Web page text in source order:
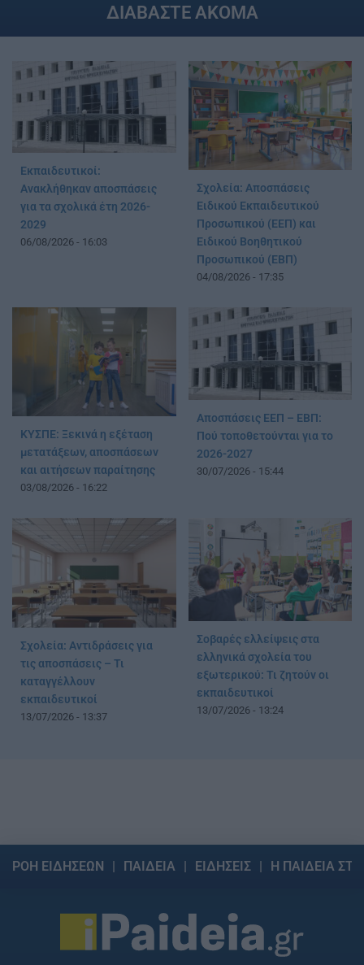
ΔΙΑΒΑΣΤΕ ΑΚΟΜΑ
Εκπαιδευτικοί:
Ανακλήθηκαν αποσπάσεις
για τα σχολικά έτη 2026-
2029
06/08/2026 - 16:03
Σχολεία: Αποσπάσεις
Ειδικού Εκπαιδευτικού
Προσωπικού (ΕΕΠ) και
Ειδικού Βοηθητικού
Προσωπικού (ΕΒΠ)
04/08/2026 - 17:35
ΚΥΣΠΕ: Ξεκινά η εξέταση
μετατάξεων, αποσπάσεων
και αιτήσεων παραίτησης
03/08/2026 - 16:22
Αποσπάσεις ΕΕΠ – ΕΒΠ:
Πού τοποθετούνται για το
2026-2027
30/07/2026 - 15:44
Σχολεία: Αντιδράσεις για
τις αποσπάσεις – Τι
καταγγέλλουν
εκπαιδευτικοί
13/07/2026 - 13:37
Σοβαρές ελλείψεις στα
ελληνικά σχολεία του
εξωτερικού: Τι ζητούν οι
εκπαιδευτικοί
13/07/2026 - 13:24
ΡΟΗ ΕΙΔΗΣΕΩΝ ΠΑΙΔΕΙΑ ΕΙΔΗΣΕΙΣ Η ΠΑΙΔΕΙΑ